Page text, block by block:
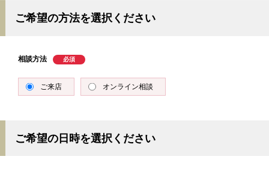
ご希望の方法を選択ください
相談方法
ご来店 オンライン相談
ご希望の日時を選択ください